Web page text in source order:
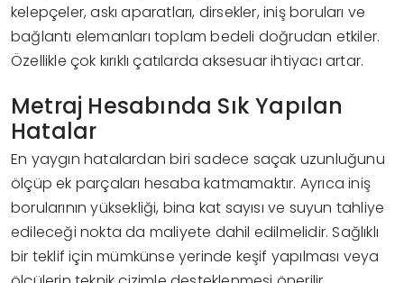
kelepçeler, askı aparatları, dirsekler, iniş boruları ve
bağlantı elemanları toplam bedeli doğrudan etkiler.
Özellikle çok kırıklı çatılarda aksesuar ihtiyacı artar.
Metraj Hesabında Sık Yapılan
Hatalar
En yaygın hatalardan biri sadece saçak uzunluğunu
ölçüp ek parçaları hesaba katmamaktır. Ayrıca iniş
borularının yüksekliği, bina kat sayısı ve suyun tahliye
edileceği nokta da maliyete dahil edilmelidir. Sağlıklı
bir teklif için mümkünse yerinde keşif yapılması veya